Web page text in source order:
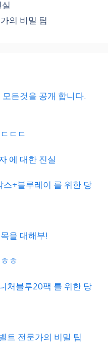
의 비밀 팁
든것을 공개 합니다.
ㄷㄷ
에 대한 진실
스+블루레이 를 위한 당
을 대해부!
ㅎ
처블루20팩 를 위한 당
트 전문가의 비밀 팁